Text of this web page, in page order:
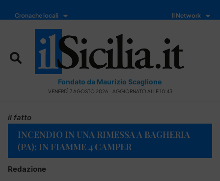
Cronache locali Il Network
Fondato da Maurizio Scaglione
VENERDÌ 7 AGOSTO 2026 - AGGIORNATO ALLE 10:43
il fatto
INCENDIO IN UNA RIMESSA A BAGHERIA
(PA): IN FIAMME 4 CAMPER
Redazione